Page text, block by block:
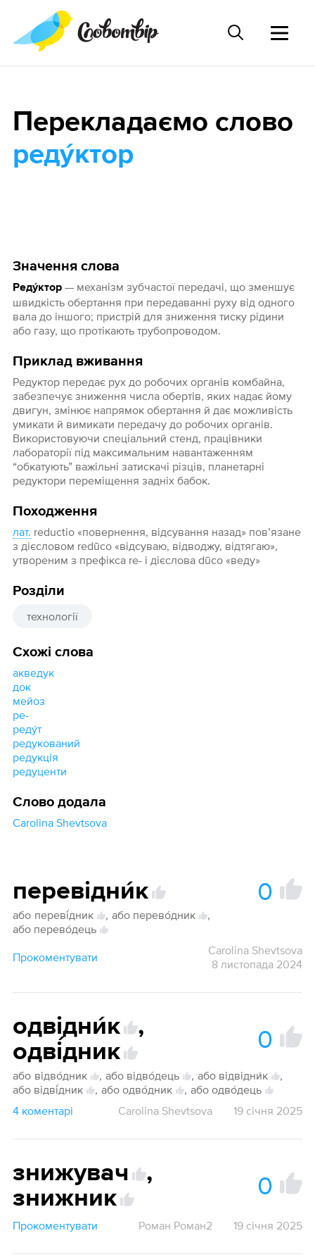
Значення слова
Реду́ктор— механізм зубчастої передачі, що зменшує
швидкість обертання при передаванні руху від одного
вала до іншого; пристрій для зниження тиску рідини
або газу, що протікають трубопроводом.
Приклад вживання
Редуктор передає рух до робочих органів комбайна,
забезпечує зниження числа обертів, яких надає йому
двигун, змінює напрямок обертання й дає можливість
умикати й вимикати передачу до робочих органів.
Використовуючи спеціальний стенд, працівники
лабораторії під максимальним навантаженням
“обкатують” важільні затискачі різців, планетарні
редуктори переміщення задніх бабок.
Походження
лат. reductio «повернення, відсування назад» пов’язане
з дієсловом redūco «відсуваю, відводжу, відтягаю»,
утвореним з префікса re- і дієслова dūco «веду»
Розділи
технології
Схожі слова
акведук
док
мейоз
ре-
реду́т
редукований
редукція
редуценти
Слово додала
Carolina Shevtsova
Перекладаємо слово
реду́ктор
перевідни́к 0
або переві́дник , або перево́дник
,
або перево́дець
Прокоментувати
Carolina Shevtsova
8 листопада 2024
одвідни́к
,
одві́дник
0
або відво́дник , або відво́дець , або відвідни́к
,
або відві́дник
, або одво́дник , або одво́дець
4 коментарі
Carolina Shevtsova 19 січня 2025
знижувач
,
знижник
0
Прокоментувати Роман Роман2 19 січня 2025